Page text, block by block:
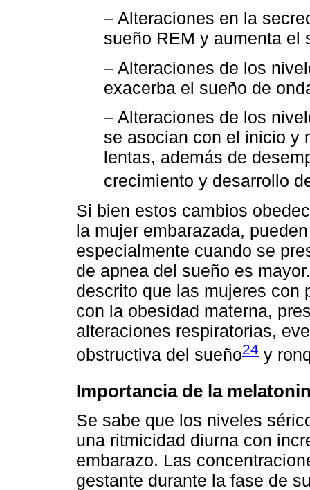
– Alteraciones en la
sueño REM y aumenta el
– Alteraciones de los
exacerba el sueño de
– Alteraciones de los
se asocian con el inicio y
lentas, además de
crecimiento y desarrollo
Si bien estos cambios
la mujer embarazada,
especialmente cuando se
de apnea del sueño es
descrito que las mujeres con
con la obesidad materna,
alteraciones respiratorias,
obstructiva del sueño24 y
Importancia de la
Se sabe que los niveles
una ritmicidad diurna con
embarazo. Las
gestante durante la fase de